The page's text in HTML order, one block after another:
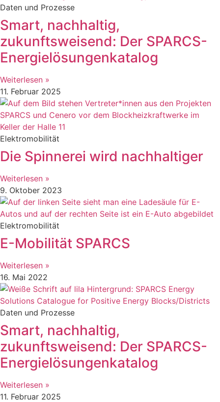
Daten und Prozesse
Smart, nachhaltig,
zukunftsweisend: Der SPARCS-
Energielösungenkatalog
Weiterlesen »
11. Februar 2025
Elektromobilität
Die Spinnerei wird nachhaltiger
Weiterlesen »
9. Oktober 2023
Elektromobilität
E-Mobilität SPARCS
Weiterlesen »
16. Mai 2022
Daten und Prozesse
Smart, nachhaltig,
zukunftsweisend: Der SPARCS-
Energielösungenkatalog
Weiterlesen »
11. Februar 2025